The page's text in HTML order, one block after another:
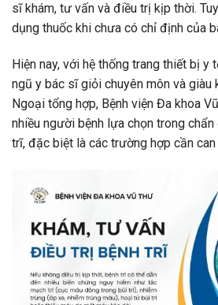
sĩ khám, tư vấn và điều trị kịp thời.
dụng thuốc khi chưa có chỉ định của
Hiện nay, với hệ thống trang thiết bị y
ngũ y bác sĩ giỏi chuyên môn và giàu
Ngoại tổng hợp, Bệnh viện Đa khoa
nhiều người bệnh lựa chọn trong
trĩ, đặc biệt là các trường hợp cần